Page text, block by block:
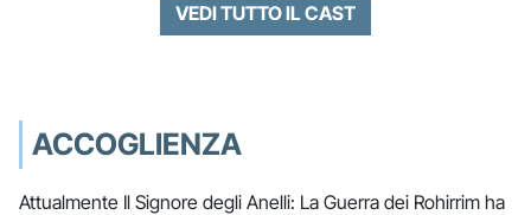
VEDI TUTTO IL CAST
ACCOGLIENZA
Attualmente Il Signore degli Anelli: La Guerra dei Rohirrim ha